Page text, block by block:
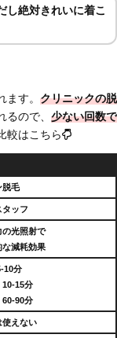
し絶対きれいに着こ
ます。 クリニックの脱
ので、 少ない回数で
較はこちら
脱毛
タッフ
の光照射で
な減耗効果
10分
10-15分
60-90分
使えない